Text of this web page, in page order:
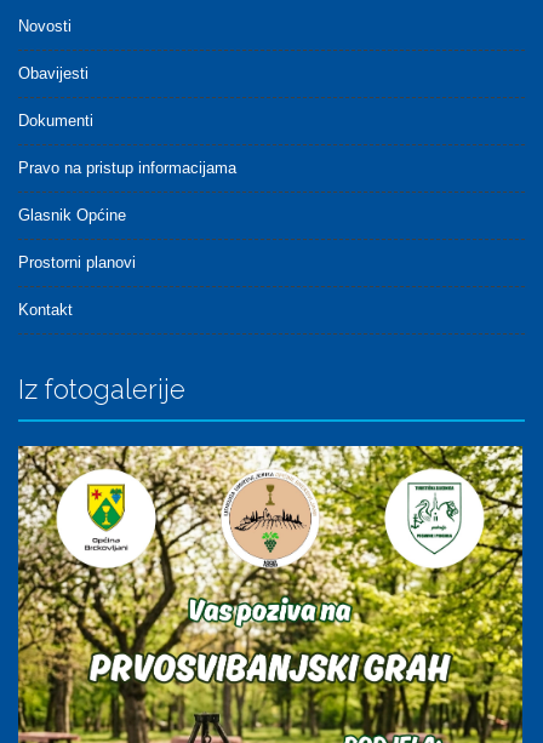
Novosti
Obavijesti
Dokumenti
Pravo na pristup informacijama
Glasnik Općine
Prostorni planovi
Kontakt
Iz fotogalerije